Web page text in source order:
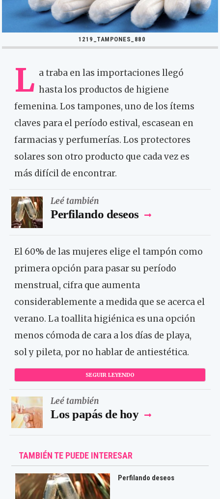
1219_TAMPONES_880
L a traba en las importaciones llegó
hasta los productos de higiene
femenina. Los tampones, uno de los ítems
claves para el período estival, escasean en
farmacias y perfumerías. Los protectores
solares son otro producto que cada vez es
más difícil de encontrar.
Leé también
Perfilando deseos
El 60% de las mujeres elige el tampón como
primera opción para pasar su período
menstrual, cifra que aumenta
considerablemente a medida que se acerca el
verano. La toallita higiénica es una opción
menos cómoda de cara a los días de playa,
sol y pileta, por no hablar de antiestética.
SEGUIR LEYENDO
Leé también
Los papás de hoy
TAMBIÉN TE PUEDE INTERESAR
Perfilando deseos